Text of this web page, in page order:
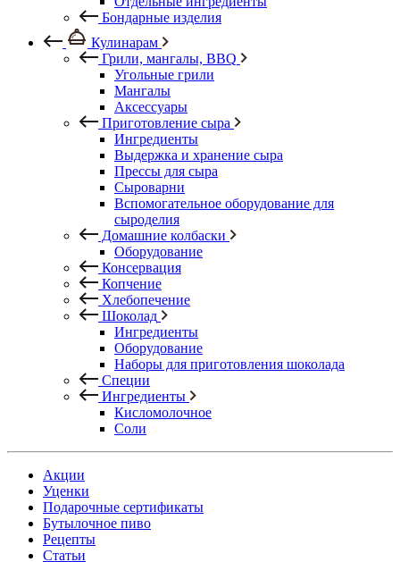
Бондарные изделия
Кулинарам
Грили, мангалы, BBQ
Угольные грили
Мангалы
Аксессуары
Приготовление сыра
Ингредиенты
Выдержка и хранение сыра
Прессы для сыра
Сыроварни
Вспомогательное оборудование для
сыроделия
Домашние колбаски
Оборудование
Консервация
Копчение
Хлебопечение
Шоколад
Ингредиенты
Оборудование
Наборы для приготовления шоколада
Специи
Ингредиенты
Кисломолочное
Соли
Акции
Уценки
Подарочные сертификаты
Бутылочное пиво
Рецепты
Статьи